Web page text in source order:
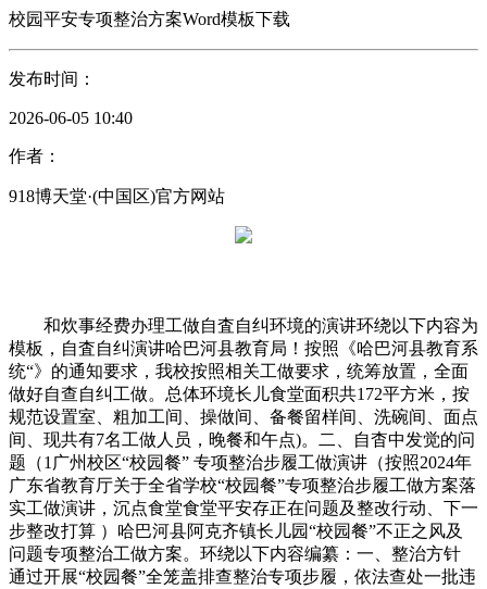
校园平安专项整治方案Word模板下载
发布时间：
2026-06-05 10:40
作者：
918博天堂·(中国区)官方网站
和炊事经费办理工做自査自纠环境的演讲环绕以下内容为
模板，自査自纠演讲哈巴河县教育局！按照《哈巴河县教育系
统“》的通知要求，我校按照相关工做要求，统筹放置，全面
做好自查自纠工做。总体环境长儿食堂面积共172平方米，按
规范设置室、粗加工间、操做间、备餐留样间、洗碗间、面点
间、现共有7名工做人员，晚餐和午点)。二、自杳中发觉的问
题（1广州校区“校园餐” 专项整治步履工做演讲（按照2024年
广东省教育厅关于全省学校“校园餐”专项整治步履工做方案落
实工做演讲，沉点食堂食堂平安存正在问题及整改行动、下一
步整改打算 ）哈巴河县阿克齐镇长儿园“校园餐”不正之风及
问题专项整治工做方案。环绕以下内容编纂：一、整治方针
通过开展“校园餐”全笼盖排查整治专项步履，依法查处一批违